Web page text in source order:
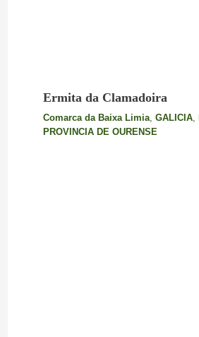
Ermita da Clamadoira
Comarca da Baixa Limia, GALICIA,
PROVINCIA DE OURENSE